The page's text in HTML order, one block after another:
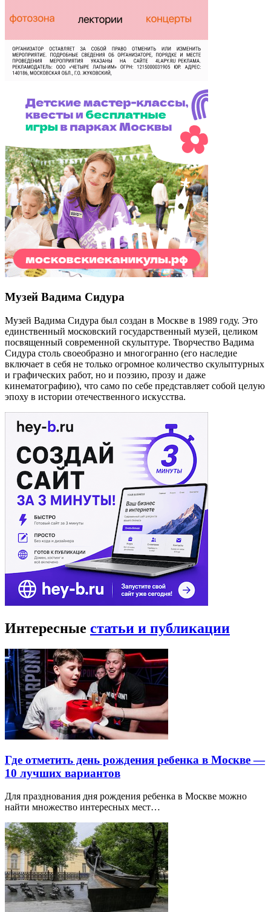
Музей Вадима Сидура
Музей Вадима Сидура был создан в Москве в 1989 году. Это
единственный московский государственный музей, целиком
посвященный современной скульптуре. Творчество Вадима
Сидура столь своеобразно и многогранно (его наследие
включает в себя не только огромное количество скульптурных
и графических работ, но и поэзию, прозу и даже
кинематографию), что само по себе представляет собой целую
эпоху в истории отечественного искусства.
Интересные статьи и публикации
Где отметить день рождения ребенка в Москве —
10 лучших вариантов
Для празднования дня рождения ребенка в Москве можно
найти множество интересных мест…